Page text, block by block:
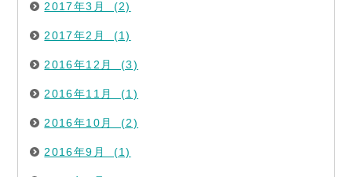
2017年3月 (2)
2017年2月 (1)
2016年12月 (3)
2016年11月 (1)
2016年10月 (2)
2016年9月 (1)